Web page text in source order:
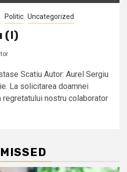
Politic Uncategorized
(I)
Scatiu Autor: Aurel Sergiu
La solicitarea doamnei
regretatului nostru colaborator